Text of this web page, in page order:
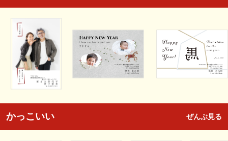
かっこいい ぜんぶ見る